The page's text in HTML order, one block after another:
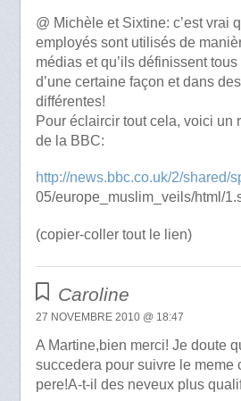
@ Michèle et Sixtine: c’est vrai
employés sont utilisés de
médias et qu’ils définissent
d’une certaine façon et dans
différentes!
Pour éclaircir tout cela, voici un
de la BBC:
http://news.bbc.co.uk/2/shared/
05/europe_muslim_veils/html/
(copier-coller tout le lien)
Caroline
27 NOVEMBRE 2010 @ 18:47
A Martine,bien merci! Je doute
succedera pour suivre le meme
pere!A-t-il des neveux plus